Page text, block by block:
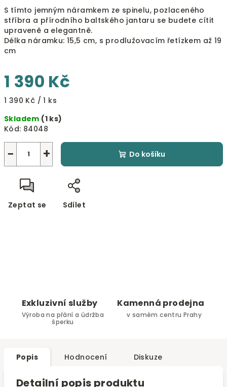
S tímto jemným náramkem ze spinelu, pozlaceného
stříbra a přírodního baltského jantaru se budete cítit
upraveně a elegantně.
Délka náramku: 15,5 cm, s prodlužovacím řetízkem až 19
cm
1 390 Kč
Měrná
1 390 Kč / 1 ks
Skladem (1 ks)
Kód: 84048
+
− Do košíku
Zeptat se Sdílet
Exkluzivní služby
Výroba na přání a údržba
šperku
Kamenná prodejna
v samém centru Prahy
Popis Hodnocení Diskuze
Detailní popis produktu